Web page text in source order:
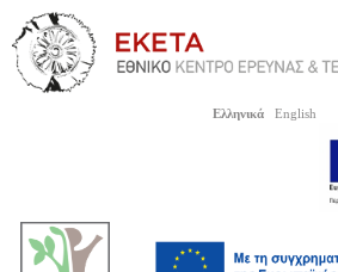
Ελληνικά English